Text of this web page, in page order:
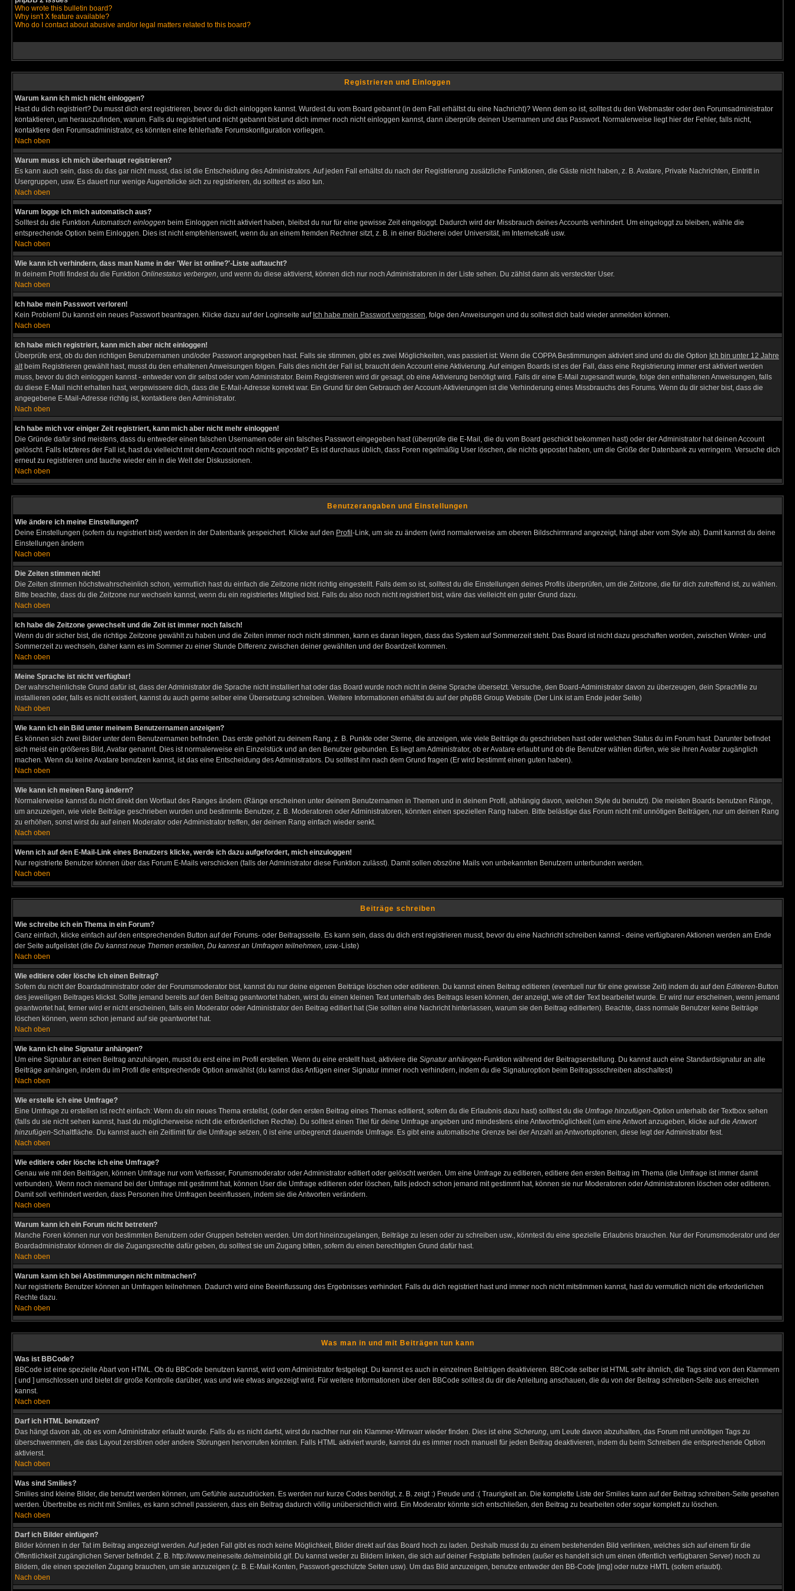
Who wrote this bulletin board?
Why isn't X feature available?
Who do I contact about abusive and/or legal matters related to this board?
Registrieren und Einloggen
Warum kann ich mich nicht einloggen?
Hast du dich registriert? Du musst dich erst registrieren, bevor du dich einloggen kannst. Wurdest du vom Board gebannt (in dem Fall erhältst du eine Nachricht)? Wenn dem so ist, solltest du den Webmaster oder den Forumsadministrator
kontaktieren, um herauszufinden, warum. Falls du registriert und nicht gebannt bist und dich immer noch nicht einloggen kannst, dann überprüfe deinen Usernamen und das Passwort. Normalerweise liegt hier der Fehler, falls nicht,
kontaktiere den Forumsadministrator, es könnten eine fehlerhafte Forumskonfiguration vorliegen.
Nach oben
Warum muss ich mich überhaupt registrieren?
Es kann auch sein, dass du das gar nicht musst, das ist die Entscheidung des Administrators. Auf jeden Fall erhältst du nach der Registrierung zusätzliche Funktionen, die Gäste nicht haben, z. B. Avatare, Private Nachrichten, Eintritt in
Usergruppen, usw. Es dauert nur wenige Augenblicke sich zu registrieren, du solltest es also tun.
Nach oben
Warum logge ich mich automatisch aus?
Solltest du die FunktionAutomatisch einloggen beim Einloggen nicht aktiviert haben, bleibst du nur für eine gewisse Zeit eingeloggt. Dadurch wird der Missbrauch deines Accounts verhindert. Um eingeloggt zu bleiben, wähle die
entsprechende Option beim Einloggen. Dies ist nicht empfehlenswert, wenn du an einem fremden Rechner sitzt, z. B. in einer Bücherei oder Universität, im Internetcafé usw.
Nach oben
Wie kann ich verhindern, dass man Name in der 'Wer ist online?'-Liste auftaucht?
In deinem Profil findest du die Funktion Onlinestatus verbergen, und wenn du diese aktivierst, können dich nur noch Administratoren in der Liste sehen. Du zählst dann als versteckter User.
Nach oben
Ich habe mein Passwort verloren!
Kein Problem! Du kannst ein neues Passwort beantragen. Klicke dazu auf der Loginseite auf Ich habe mein Passwort vergessen, folge den Anweisungen und du solltest dich bald wieder anmelden können.
Nach oben
Ich habe mich registriert, kann mich aber nicht einloggen!
Überprüfe erst, ob du den richtigen Benutzernamen und/oder Passwort angegeben hast. Falls sie stimmen, gibt es zwei Möglichkeiten, was passiert ist: Wenn die COPPA Bestimmungen aktiviert sind und du die Option Ich bin unter 12 Jahre
altbeim Registrieren gewählt hast, musst du den erhaltenen Anweisungen folgen. Falls dies nicht der Fall ist, braucht dein Account eine Aktivierung. Auf einigen Boards ist es der Fall, dass eine Registrierung immer erst aktiviert werden
muss, bevor du dich einloggen kannst - entweder von dir selbst oder vom Administrator. Beim Registrieren wird dir gesagt, ob eine Aktivierung benötigt wird. Falls dir eine E-Mail zugesandt wurde, folge den enthaltenen Anweisungen, falls
du diese E-Mail nicht erhalten hast, vergewissere dich, dass die E-Mail-Adresse korrekt war. Ein Grund für den Gebrauch der Account-Aktivierungen ist die Verhinderung eines Missbrauchs des Forums. Wenn du dir sicher bist, dass die
angegebene E-Mail-Adresse richtig ist, kontaktiere den Administrator.
Nach oben
Ich habe mich vor einiger Zeit registriert, kann mich aber nicht mehr einloggen!
Die Gründe dafür sind meistens, dass du entweder einen falschen Usernamen oder ein falsches Passwort eingegeben hast (überprüfe die E-Mail, die du vom Board geschickt bekommen hast) oder der Administrator hat deinen Account
gelöscht. Falls letzteres der Fall ist, hast du vielleicht mit dem Account noch nichts gepostet? Es ist durchaus üblich, dass Foren regelmäßig User löschen, die nichts gepostet haben, um die Größe der Datenbank zu verringern. Versuche dich
erneut zu registrieren und tauche wieder ein in die Welt der Diskussionen.
Nach oben
Benutzerangaben und Einstellungen
Wie ändere ich meine Einstellungen?
Deine Einstellungen (sofern du registriert bist) werden in der Datenbank gespeichert. Klicke auf den Profil -Link, um sie zu ändern (wird normalerweise am oberen Bildschirmrand angezeigt, hängt aber vom Style ab). Damit kannst du deine
Einstellungen ändern
Nach oben
Die Zeiten stimmen nicht!
Die Zeiten stimmen höchstwahrscheinlich schon, vermutlich hast du einfach die Zeitzone nicht richtig eingestellt. Falls dem so ist, solltest du die Einstellungen deines Profils überprüfen, um die Zeitzone, die für dich zutreffend ist, zu wählen.
Bitte beachte, dass du die Zeitzone nur wechseln kannst, wenn du ein registriertes Mitglied bist. Falls du also noch nicht registriert bist, wäre das vielleicht ein guter Grund dazu.
Nach oben
Ich habe die Zeitzone gewechselt und die Zeit ist immer noch falsch!
Wenn du dir sicher bist, die richtige Zeitzone gewählt zu haben und die Zeiten immer noch nicht stimmen, kann es daran liegen, dass das System auf Sommerzeit steht. Das Board ist nicht dazu geschaffen worden, zwischen Winter- und
Sommerzeit zu wechseln, daher kann es im Sommer zu einer Stunde Differenz zwischen deiner gewählten und der Boardzeit kommen.
Nach oben
Meine Sprache ist nicht verfügbar!
Der wahrscheinlichste Grund dafür ist, dass der Administrator die Sprache nicht installiert hat oder das Board wurde noch nicht in deine Sprache übersetzt. Versuche, den Board-Administrator davon zu überzeugen, dein Sprachfile zu
installieren oder, falls es nicht existiert, kannst du auch gerne selber eine Übersetzung schreiben. Weitere Informationen erhältst du auf der phpBB Group Website (Der Link ist am Ende jeder Seite)
Nach oben
Wie kann ich ein Bild unter meinem Benutzernamen anzeigen?
Es können sich zwei Bilder unter dem Benutzernamen befinden. Das erste gehört zu deinem Rang, z. B. Punkte oder Sterne, die anzeigen, wie viele Beiträge du geschrieben hast oder welchen Status du im Forum hast. Darunter befindet
sich meist ein größeres Bild, Avatar genannt. Dies ist normalerweise ein Einzelstück und an den Benutzer gebunden. Es liegt am Administrator, ob er Avatare erlaubt und ob die Benutzer wählen dürfen, wie sie ihren Avatar zugänglich
machen. Wenn du keine Avatare benutzen kannst, ist das eine Entscheidung des Administrators. Du solltest ihn nach dem Grund fragen (Er wird bestimmt einen guten haben).
Nach oben
Wie kann ich meinen Rang ändern?
Normalerweise kannst du nicht direkt den Wortlaut des Ranges ändern (Ränge erscheinen unter deinem Benutzernamen in Themen und in deinem Profil, abhängig davon, welchen Style du benutzt). Die meisten Boards benutzen Ränge,
um anzuzeigen, wie viele Beiträge geschrieben wurden und bestimmte Benutzer, z. B. Moderatoren oder Administratoren, könnten einen speziellen Rang haben. Bitte belästige das Forum nicht mit unnötigen Beiträgen, nur um deinen Rang
zu erhöhen, sonst wirst du auf einen Moderator oder Administrator treffen, der deinen Rang einfach wieder senkt.
Nach oben
Wenn ich auf den E-Mail-Link eines Benutzers klicke, werde ich dazu aufgefordert, mich einzuloggen!
Nur registrierte Benutzer können über das Forum E-Mails verschicken (falls der Administrator diese Funktion zulässt). Damit sollen obszöne Mails von unbekannten Benutzern unterbunden werden.
Nach oben
Beiträge schreiben
Wie schreibe ich ein Thema in ein Forum?
Ganz einfach, klicke einfach auf den entsprechenden Button auf der Forums- oder Beitragsseite. Es kann sein, dass du dich erst registrieren musst, bevor du eine Nachricht schreiben kannst - deine verfügbaren Aktionen werden am Ende
der Seite aufgelistet (die Du kannst neue Themen erstellen, Du kannst an Umfragen teilnehmen, usw.-Liste)
Nach oben
Wie editiere oder lösche ich einen Beitrag?
Sofern du nicht der Boardadministrator oder der Forumsmoderator bist, kannst du nur deine eigenen Beiträge löschen oder editieren. Du kannst einen Beitrag editieren (eventuell nur für eine gewisse Zeit) indem du auf den Editieren-Button
des jeweiligen Beitrages klickst. Sollte jemand bereits auf den Beitrag geantwortet haben, wirst du einen kleinen Text unterhalb des Beitrags lesen können, der anzeigt, wie oft der Text bearbeitet wurde. Er wird nur erscheinen, wenn jemand
geantwortet hat, ferner wird er nicht erscheinen, falls ein Moderator oder Administrator den Beitrag editiert hat (Sie sollten eine Nachricht hinterlassen, warum sie den Beitrag editierten). Beachte, dass normale Benutzer keine Beiträge
löschen können, wenn schon jemand auf sie geantwortet hat.
Nach oben
Wie kann ich eine Signatur anhängen?
Um eine Signatur an einen Beitrag anzuhängen, musst du erst eine im Profil erstellen. Wenn du eine erstellt hast, aktiviere die Signatur anhängen-Funktion während der Beitragserstellung. Du kannst auch eine Standardsignatur an alle
Beiträge anhängen, indem du im Profil die entsprechende Option anwählst (du kannst das Anfügen einer Signatur immer noch verhindern, indem du die Signaturoption beim Beitragssschreiben abschaltest)
Nach oben
Wie erstelle ich eine Umfrage?
Eine Umfrage zu erstellen ist recht einfach: Wenn du ein neues Thema erstellst, (oder den ersten Beitrag eines Themas editierst, sofern du die Erlaubnis dazu hast) solltest du die Umfrage hinzufügen-Option unterhalb der Textbox sehen
(falls du sie nicht sehen kannst, hast du möglicherweise nicht die erforderlichen Rechte). Du solltest einen Titel für deine Umfrage angeben und mindestens eine Antwortmöglichkeit (um eine Antwort anzugeben, klicke auf dieAntwort
hinzufügen-Schaltfläche. Du kannst auch ein Zeitlimit für die Umfrage setzen, 0 ist eine unbegrenzt dauernde Umfrage. Es gibt eine automatische Grenze bei der Anzahl an Antwortoptionen, diese legt der Administrator fest.
Nach oben
Wie editiere oder lösche ich eine Umfrage?
Genau wie mit den Beiträgen, können Umfrage nur vom Verfasser, Forumsmoderator oder Administrator editiert oder gelöscht werden. Um eine Umfrage zu editieren, editiere den ersten Beitrag im Thema (die Umfrage ist immer damit
verbunden). Wenn noch niemand bei der Umfrage mit gestimmt hat, können User die Umfrage editieren oder löschen, falls jedoch schon jemand mit gestimmt hat, können sie nur Moderatoren oder Administratoren löschen oder editieren.
Damit soll verhindert werden, dass Personen ihre Umfragen beeinflussen, indem sie die Antworten verändern.
Nach oben
Warum kann ich ein Forum nicht betreten?
Manche Foren können nur von bestimmten Benutzern oder Gruppen betreten werden. Um dort hineinzugelangen, Beiträge zu lesen oder zu schreiben usw., könntest du eine spezielle Erlaubnis brauchen. Nur der Forumsmoderator und der
Boardadministrator können dir die Zugangsrechte dafür geben, du solltest sie um Zugang bitten, sofern du einen berechtigten Grund dafür hast.
Nach oben
Warum kann ich bei Abstimmungen nicht mitmachen?
Nur registrierte Benutzer können an Umfragen teilnehmen. Dadurch wird eine Beeinflussung des Ergebnisses verhindert. Falls du dich registriert hast und immer noch nicht mitstimmen kannst, hast du vermutlich nicht die erforderlichen
Rechte dazu.
Nach oben
Was man in und mit Beiträgen tun kann
Was ist BBCode?
BBCode ist eine spezielle Abart von HTML. Ob du BBCode benutzen kannst, wird vom Administrator festgelegt. Du kannst es auch in einzelnen Beiträgen deaktivieren. BBCode selber ist HTML sehr ähnlich, die Tags sind von den Klammern
[ und ] umschlossen und bietet dir große Kontrolle darüber, was und wie etwas angezeigt wird. Für weitere Informationen über den BBCode solltest du dir die Anleitung anschauen, die du von der Beitrag schreiben-Seite aus erreichen
kannst.
Nach oben
Darf ich HTML benutzen?
Das hängt davon ab, ob es vom Administrator erlaubt wurde. Falls du es nicht darfst, wirst du nachher nur ein Klammer-Wirrwarr wieder finden. Dies ist eine Sicherung, um Leute davon abzuhalten, das Forum mit unnötigen Tags zu
überschwemmen, die das Layout zerstören oder andere Störungen hervorrufen könnten. Falls HTML aktiviert wurde, kannst du es immer noch manuell für jeden Beitrag deaktivieren, indem du beim Schreiben die entsprechende Option
aktivierst.
Nach oben
Was sind Smilies?
Smilies sind kleine Bilder, die benutzt werden können, um Gefühle auszudrücken. Es werden nur kurze Codes benötigt, z. B. zeigt :) Freude und :( Traurigkeit an. Die komplette Liste der Smilies kann auf der Beitrag schreiben-Seite gesehen
werden. Übertreibe es nicht mit Smilies, es kann schnell passieren, dass ein Beitrag dadurch völlig unübersichtlich wird. Ein Moderator könnte sich entschließen, den Beitrag zu bearbeiten oder sogar komplett zu löschen.
Nach oben
Darf ich Bilder einfügen?
Bilder können in der Tat im Beitrag angezeigt werden. Auf jeden Fall gibt es noch keine Möglichkeit, Bilder direkt auf das Board hoch zu laden. Deshalb musst du zu einem bestehenden Bild verlinken, welches sich auf einem für die
Öffentlichkeit zugänglichen Server befindet. Z. B. http://www.meineseite.de/meinbild.gif. Du kannst weder zu Bildern linken, die sich auf deiner Festplatte befinden (außer es handelt sich um einen öffentlich verfügbaren Server) noch zu
Bildern, die einen speziellen Zugang brauchen, um sie anzuzeigen (z. B. E-Mail-Konten, Passwort-geschützte Seiten usw). Um das Bild anzuzeigen, benutze entweder den BB-Code [img] oder nutze HMTL (sofern erlaubt).
Nach oben